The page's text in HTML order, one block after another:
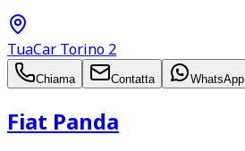
TuaCar Torino 2
Chiama Contatta WhatsApp
Fiat Panda